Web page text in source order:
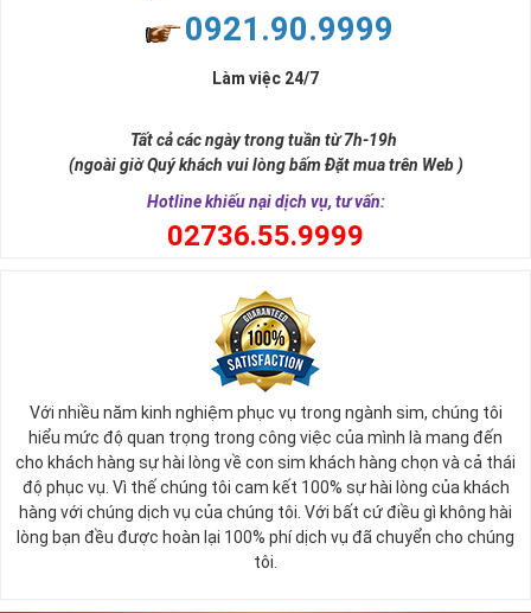
đời, nơi bạn phải đưa ra những quyết định quan trọng.
Ý nghĩa sim tứ quý 2
Theo quan niệm phong thủy
Số 2 tượng trưng cho sự cân bằng, hài hòa của âm dương và đất
trời. Sự cân bằng này giúp cho mọi việc đều thuận lợi và mang lại
nhiều may mắn trong cuộc sống và kinh doanh.
Số 2 còn biểu trưng cho lòng tốt, sự ổn định và tính hai mặt của
mọi vấn đề. Số 2 giúp cho họ có được sự lựa chọn, để đưa ra
những hướng giải quyết đúng đắn nhắt.
0921.90.9999
Làm việc 24/7
Tất cả các ngày trong tuần từ 7h-19h
(ngoài giờ Quý khách vui lòng bấm Đặt mua trên Web )
Hotline khiếu nại dịch vụ, tư vấn:
02736.55.9999
Với nhiều năm kinh nghiệm phục vụ trong ngành sim, chúng tôi
hiểu mức độ quan trọng trong công việc của mình là mang đến
cho khách hàng sự hài lòng về con sim khách hàng chọn và cả thái
độ phục vụ. Vì thế chúng tôi cam kết 100% sự hài lòng của khách
hàng với chúng dịch vụ của chúng tôi. Với bất cứ điều gì không hài
lòng bạn đều được hoàn lại 100% phí dịch vụ đã chuyển cho chúng
tôi.